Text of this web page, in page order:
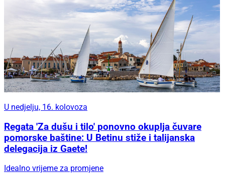
U nedjelju, 16. kolovoza
Regata 'Za dušu i tilo' ponovno okuplja čuvare
pomorske baštine: U Betinu stiže i talijanska
delegacija iz Gaete!
Idealno vrijeme za promjene